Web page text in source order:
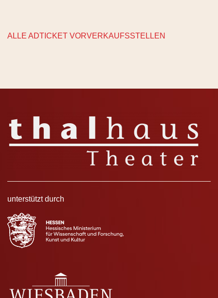
ALLE ADTICKET VORVERKAUFSSTELLEN
unterstützt durch